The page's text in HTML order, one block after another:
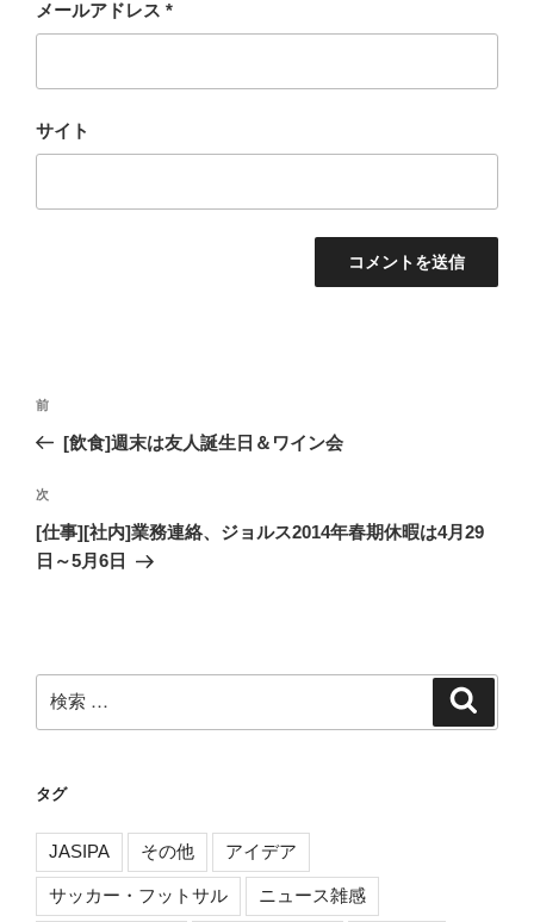
メールアドレス *
サイト
投
ビ
ゲ
ー
過
去
投
稿
前
[飲食]週末は友人誕生日＆ワイン会
次
の
投
次
[仕事][社内]業務連絡、ジョルス2014年春期休暇は4月29
日～5月6日
検
索:
タグ
JASIPA その他 アイデア
サッカー・フットサル ニュース雑感